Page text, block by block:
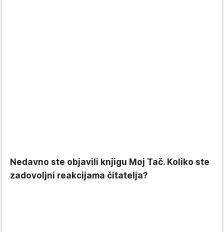
Nedavno ste objavili knjigu Moj Tač. Koliko ste
zadovoljni reakcijama čitatelja?